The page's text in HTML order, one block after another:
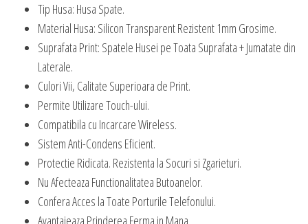
Tip Husa: Husa Spate.
Material Husa: Silicon Transparent Rezistent 1mm Grosime.
Suprafata Print: Spatele Husei pe Toata Suprafata + Jumatate din
Laterale.
Culori Vii, Calitate Superioara de Print.
Permite Utilizare Touch-ului.
Compatibila cu Incarcare Wireless.
Sistem Anti-Condens Eficient.
Protectie Ridicata. Rezistenta la Socuri si Zgarieturi.
Nu Afecteaza Functionalitatea Butoanelor.
Confera Acces la Toate Porturile Telefonului.
Avantajeaza Prinderea Ferma in Mana.